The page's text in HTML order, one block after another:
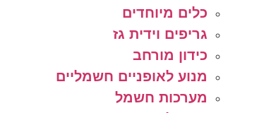
כלים מיוחדים
גריפים וידית גז
כידון מורחב
מנוע לאופניים חשמליים
מערכות חשמל